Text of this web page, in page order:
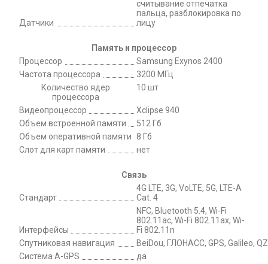
Датчики
считывание отпечатка
пальца, разблокировка по
лицу
Память и процессор
Процессор
Samsung Exynos 2400
Частота процессора
3200 МГц
Количество ядер
процессора
10 шт
Видеопроцессор
Xclipse 940
Объем встроенной памяти
512 Гб
Объем оперативной памяти 8 Гб
Слот для карт памяти
нет
Связь
Стандарт
4G LTE, 3G, VoLTE, 5G, LTE-A
Cat. 4
Интерфейсы
NFC, Bluetooth 5.4, Wi-Fi
802.11ac, Wi-Fi 802.11ax, Wi-
Fi 802.11n
Спутниковая навигация
BeiDou, ГЛОНАСС, GPS, Galileo,
Cистема A-GPS
да